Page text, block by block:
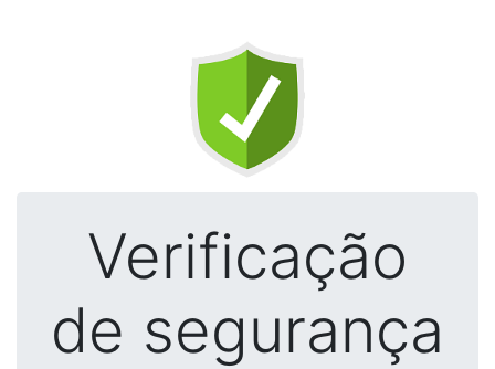
Verificação
de segurança